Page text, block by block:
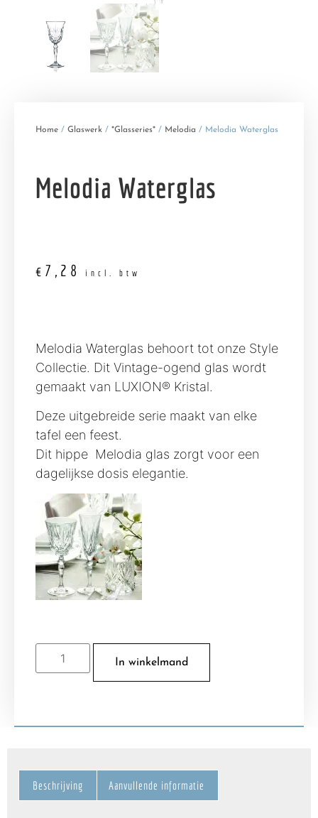
Home / Glaswerk / *Glasseries* / Melodia / Melodia Waterglas
Melodia Waterglas
€ 7,28 incl. btw
Melodia Waterglas behoort tot onze Style
Collectie. Dit Vintage-ogend glas wordt
gemaakt van LUXION® Kristal.
Deze uitgebreide serie maakt van elke
tafel een feest.
Dit hippe Melodia glas zorgt voor een
dagelijkse dosis elegantie.
In winkelmand
Beschrijving Aanvullende informatie